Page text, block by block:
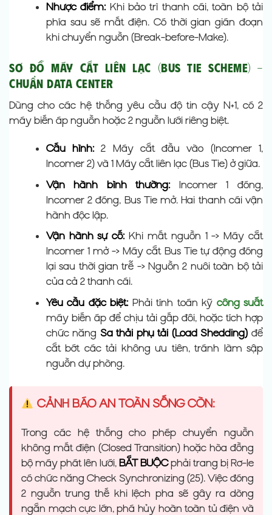
Nhược điểm:Khi bảo trì thanh cái, toàn bộ tải
phía sau sẽ mất điện. Có thời gian gián đoạn
khi chuyển nguồn (Break-before-Make).
Sơ Đồ Máy Cắt Liên Lạc (Bus Tie Scheme) –
Chuẩn Data Center
Dùng cho các hệ thống yêu cầu độ tin cậy N+1, có 2
máy biến áp nguồn hoặc 2 nguồn lưới riêng biệt.
Cấu hình:2 Máy cắt đầu vào (Incomer 1,
Incomer 2) và 1 Máy cắt liên lạc (Bus Tie) ở giữa.
Vận hành bình thường:Incomer 1 đóng,
Incomer 2 đóng, Bus Tie mở. Hai thanh cái vận
hành độc lập.
Vận hành sự cố:Khi mất nguồn 1 -> Máy cắt
Incomer 1 mở -> Máy cắt Bus Tie tự động đóng
lại sau thời gian trễ -> Nguồn 2 nuôi toàn bộ tải
của cả 2 thanh cái.
Yêu cầu đặc biệt:Phải tính toán kỹ công suất
máy biến áp để chịu tải gấp đôi, hoặc tích hợp
chức năng Sa thải phụ tải (Load Shedding) để
cắt bớt các tải không ưu tiên, tránh làm sập
nguồn dự phòng.
CẢNH BÁO AN TOÀN SỐNG CÒN:
Trong các hệ thống cho phép chuyển nguồn
không mất điện (Closed Transition) hoặc hòa đồng
bộ máy phát lên lưới, BẮT BUỘCphải trang bị Rơ-le
có chức năng Check Synchronizing (25). Việc đóng
2 nguồn trung thế khi lệch pha sẽ gây ra dòng
ngắn mạch cực lớn, phá hủy hoàn toàn tủ điện và